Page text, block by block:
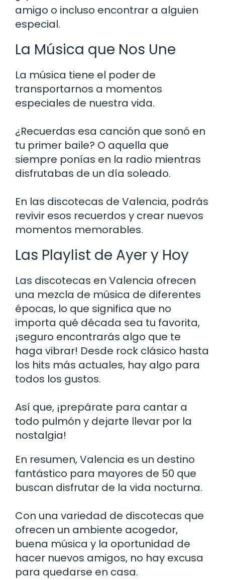
amigo o incluso encontrar a alguien
especial.
La Música que Nos Une
La música tiene el poder de
transportarnos a momentos
especiales de nuestra vida.
¿Recuerdas esa canción que sonó en
tu primer baile? O aquella que
siempre ponías en la radio mientras
disfrutabas de un día soleado.
En las discotecas de Valencia, podrás
revivir esos recuerdos y crear nuevos
momentos memorables.
Las Playlist de Ayer y Hoy
Las discotecas en Valencia ofrecen
una mezcla de música de diferentes
épocas, lo que significa que no
importa qué década sea tu favorita,
¡seguro encontrarás algo que te
haga vibrar! Desde rock clásico hasta
los hits más actuales, hay algo para
todos los gustos.
Así que, ¡prepárate para cantar a
todo pulmón y dejarte llevar por la
nostalgia!
En resumen, Valencia es un destino
fantástico para mayores de 50 que
buscan disfrutar de la vida nocturna.
Con una variedad de discotecas que
ofrecen un ambiente acogedor,
buena música y la oportunidad de
hacer nuevos amigos, no hay excusa
para quedarse en casa.